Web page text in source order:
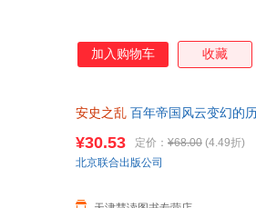
加入购物车 收藏
安史之乱 百年帝国风云变幻的
¥30.53 定价： ¥68.00 (4.49折)
北京联合出版公司